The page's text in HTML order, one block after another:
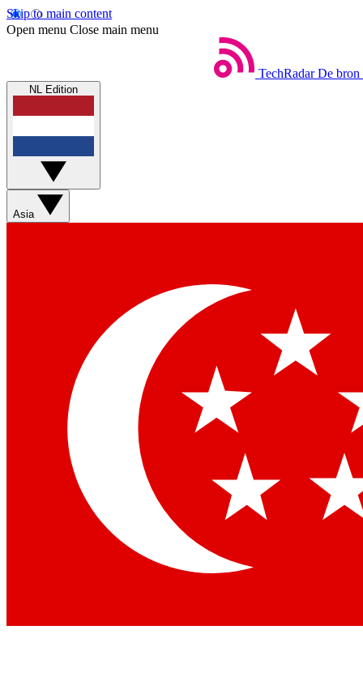
Skip to main content
Open menu Close main menu
TechRadar De bron
NL Edition
Asia